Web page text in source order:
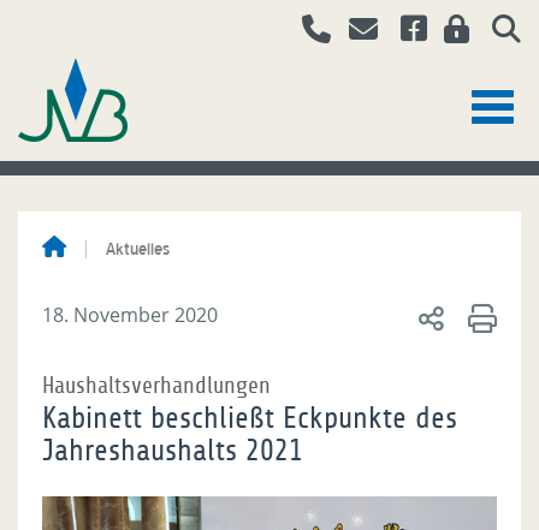
Aktuelles
18. November 2020
Haushaltsverhandlungen
Kabinett beschließt Eckpunkte des
Jahreshaushalts 2021